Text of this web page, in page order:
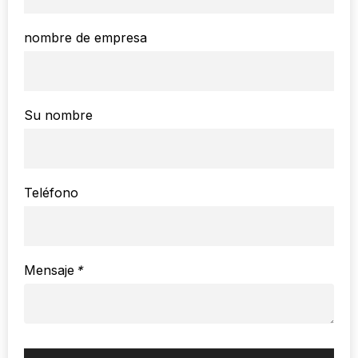
nombre de empresa
Su nombre
Teléfono
*
Mensaje